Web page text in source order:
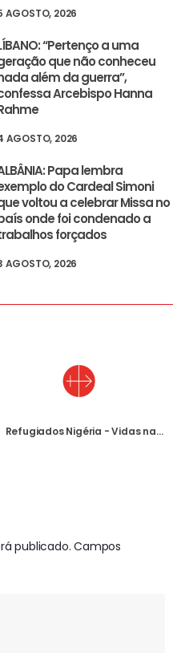
AGOSTO, 2026
“Pertenço a uma
que não conheceu
além da guerra”,
Arcebispo Hanna
AGOSTO, 2026
Papa lembra
do Cardeal Simoni
voltou a celebrar Missa no
onde foi condenado a
forçados
AGOSTO, 2026
Refugiados Nigéria - Vidas nas nossas mãos...
publicado. Campos